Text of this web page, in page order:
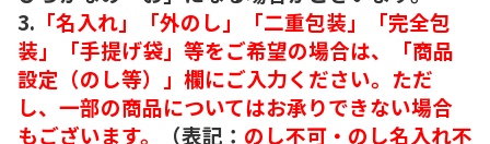
3. 「名入れ」「外のし」「二重包装」「完全包
装」「手提げ袋」等をご希望の場合は、「商品
設定（のし等）」欄にご入力ください。ただ
し、一部の商品についてはお承りできない場合
もございます。
（表記： のし不可・のし名入れ不